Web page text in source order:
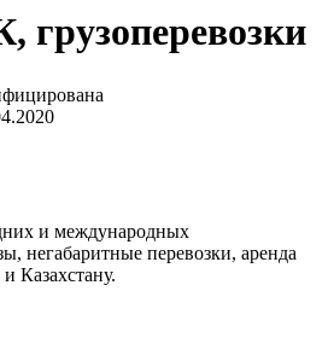
грузоперевозки
и международных
негабаритные перевозки, аренда
Казахстану.